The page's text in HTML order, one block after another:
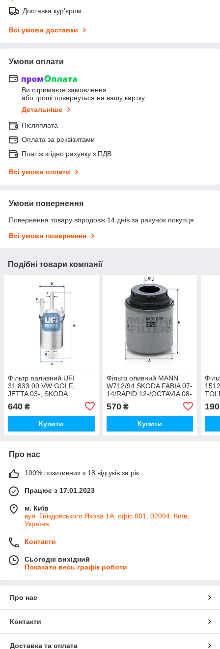
Доставка кур'єром
Всі умови доставки
Умови оплати
Ви отримаєте замовлення
або гроші повернуться на вашу картку
Детальніше
Післяплата
Оплата за реквізитами
Платіж згідно рахунку з ПДВ
Всі умови оплати
Умови повернення
Повернення товару впродовж 14 днів за рахунок покупця
Всі умови повернення
Подібні товари компанії
Фільтр паливний UFI
31.833.00 VW GOLF,
JETTA 03-, SKODA
AUDI A3 II; SEAT ALTEA,
CORDOBA
640 ₴
Купити
Фільтр оливний MANN
W712/94 SKODA FABIA 07-
14/RAPID 12-/OCTAVIA 08-
GOLF 0-13/PASSAT 10-14
570₴
Купити
190
Про нас
100% позитивних з 18 відгуків за рік
Працює з 17.01.2023
м. Київ
вул. Гніздовського Якова 1А, офіс 601, 02094, Київ,
Україна
Контакти
Сьогодні вихідний
Показати весь графік роботи
Про нас
Контакти
Доставка та оплата